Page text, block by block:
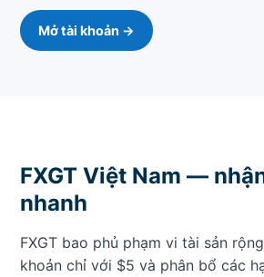
Mở tài khoản →
FXGT Việt Nam —
nhanh
FXGT bao phủ phạm vi tài sản
khoản chỉ với $5 và phân bổ các